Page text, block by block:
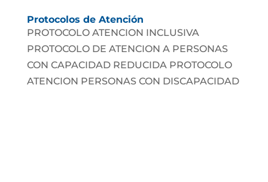
Protocolos de Atención
PROTOCOLO ATENCION INCLUSIVA
PROTOCOLO DE ATENCION A PERSONAS
CON CAPACIDAD REDUCIDA PROTOCOLO
ATENCION PERSONAS CON DISCAPACIDAD